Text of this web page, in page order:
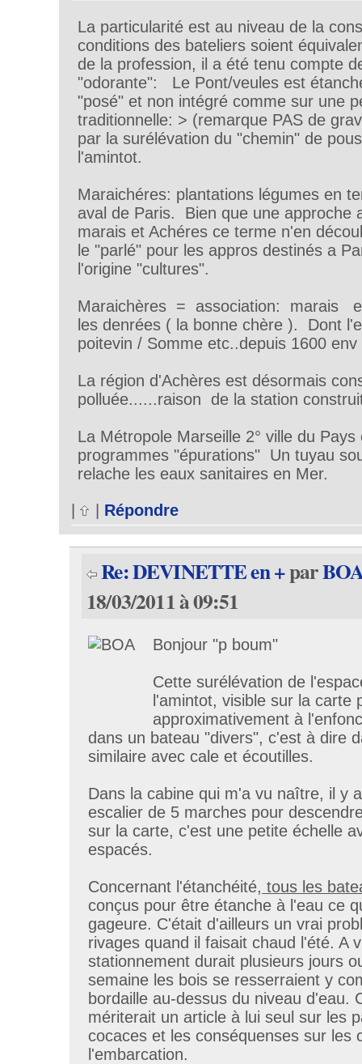
La particularité est au niveau de la
conditions des bateliers soient
de la profession, il a été tenu compte
"odorante": Le Pont/veules est
"posé" et non intégré comme sur une
traditionnelle: > (remarque PAS de
par la surélévation du "chemin" de
l'amintot.
Maraichéres: plantations légumes en
aval de Paris. Bien que une approche
marais et Achéres ce terme n'en
le "parlé" pour les appros destinés a
l'origine "cultures".
Maraichères = association: marais
les denrées ( la bonne chère ). Dont
poitevin / Somme etc..depuis 1600
La région d'Achères est désormais
polluée......raison de la station
La Métropole Marseille 2° ville du
programmes "épurations" Un tuyau
relache les eaux sanitaires en Mer.
| Répondre
Re: DEVINETTE en +par
18/03/2011 à 09:51
Bonjour "p boum"
Cette surélévation de
l'amintot, visible sur la carte
approximativement à
dans un bateau "divers", c'est à dire
similaire avec cale et écoutilles.
Dans la cabine qui m'a vu naître, il y
escalier de 5 marches pour
sur la carte, c'est une petite échelle
espacés.
Concernant l'étanchéité, tous les
conçus pour être étanche à l'eau ce
gageure. C'était d'ailleurs un vrai
rivages quand il faisait chaud l'été. A
stationnement durait plusieurs jours
semaine les bois se resserraient y
bordaille au-dessus du niveau d'eau.
mériterait un article à lui seul sur les
cocaces et les conséquenses sur les
l'embarcation.